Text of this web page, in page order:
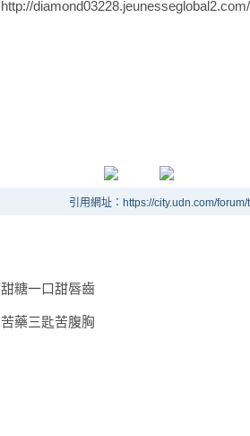
http://
引用網址：https://city.udn.com/
甜糖一口甜唇齒
苦藥三匙苦腹胸